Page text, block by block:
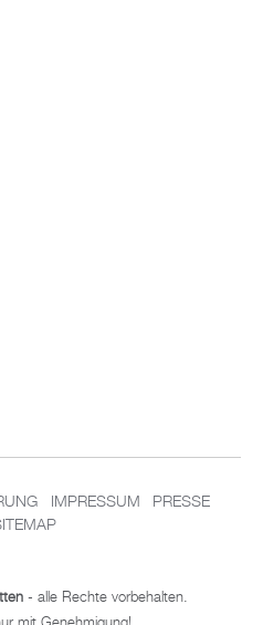
IM­PRES­SUM
PRES­SE
- alle Rech­te vor­be­hal­ten.